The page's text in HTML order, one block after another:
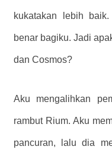
kukatakan lebih
benar bagiku. Jadi
dan Cosmos?
Aku mengalihkan
rambut Rium. Aku
pancuran, lalu dia